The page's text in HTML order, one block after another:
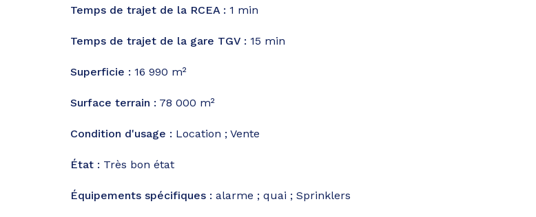
Temps de trajet de la RCEA : 1 min
Temps de trajet de la gare TGV : 15 min
Superficie : 16 990 m²
Surface terrain : 78 000 m²
Condition d'usage : Location ; Vente
État : Très bon état
Équipements spécifiques : alarme ; quai ; Sprinklers